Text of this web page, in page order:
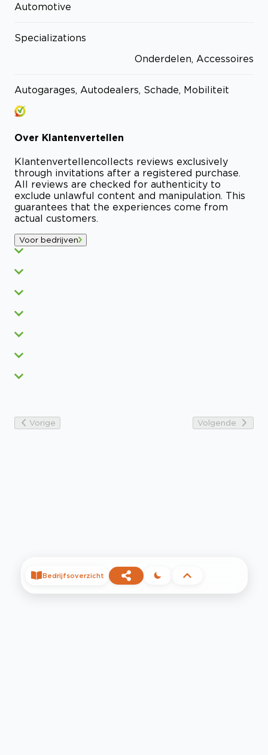
Automotive
Specializations
Onderdelen, Accessoires
Autogarages, Autodealers, Schade, Mobiliteit
Over Klantenvertellen
Klantenvertellencollects reviews exclusively
through invitations after a registered purchase.
All reviews are checked for authenticity to
exclude unlawful content and manipulation. This
guarantees that the experiences come from
actual customers.
Voor bedrijven
Vorige Volgende
Bedrijfsoverzicht